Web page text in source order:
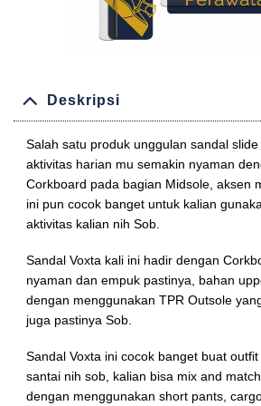
Deskripsi
Salah satu produk unggulan sandal
aktivitas harian mu semakin nyaman
Corkboard pada bagian Midsole, aksen
ini pun cocok banget untuk kalian
aktivitas kalian nih Sob.
Sandal Voxta kali ini hadir dengan
nyaman dan empuk pastinya, bahan
dengan menggunakan TPR Outsole
juga pastinya Sob.
Sandal Voxta ini cocok banget buat
santai nih sob, kalian bisa mix and
dengan menggunakan short pants,